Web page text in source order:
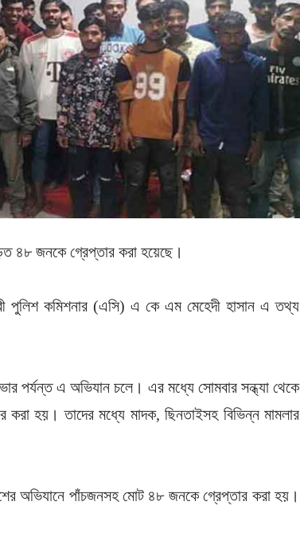
৪৮ জনকে গ্রেপ্তার করা হয়েছে।
পুলিশ কমিশনার (এসি) এ কে এম মেহেদী হাসান এ তথ্য
পর্যন্ত এ অভিযান চলে। এর মধ্যে সোমবার সন্ধ্যা থেকে
হয়। তাদের মধ্যে মাদক, ছিনতাইসহ বিভিন্ন মামলার
অভিযানে পাঁচজনসহ মোট ৪৮ জনকে গ্রেপ্তার করা হয়।